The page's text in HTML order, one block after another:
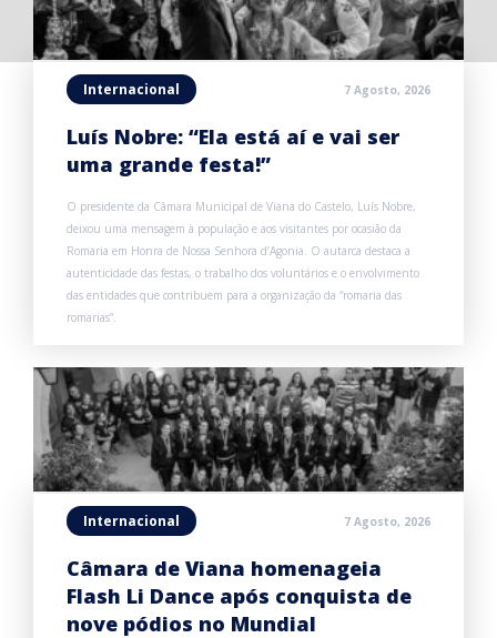
Internacional 7 Agosto, 2026
Luís Nobre: “Ela está aí e vai ser
uma grande festa!”
O presidente da Câmara Municipal de Viana do Castelo, Luís Nobre,
deixou uma mensagem à população e aos visitantes por ocasião da
Romaria em Honra de Nossa Senhora d’Agonia. O autarca destaca a
autenticidade das festas, o trabalho dos voluntários e o envolvimento
das entidades que contribuem para a organização da “romaria das
romarias”.
Internacional 7 Agosto, 2026
Câmara de Viana homenageia
Flash Li Dance após conquista de
nove pódios no Mundial